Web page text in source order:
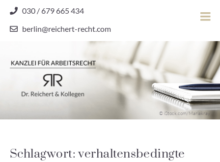
content
030 / 679 665 434
berlin@reichert-recht.com
Dr.
Reichert
Arbeitsrecht
© iStock.com/Mariakray
Schlagwort: verhaltensbedingte